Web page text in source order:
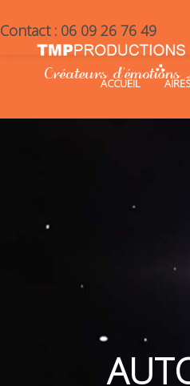
Contact : 06 09 26 76 49
ACCUEIL